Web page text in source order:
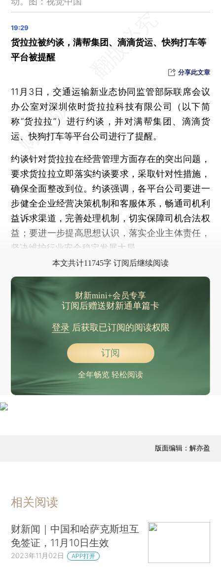
货拉拉被约谈，满帮集团、滴滴货运、快狗打车等
平台被提醒
分享此文章
11月3日，交通运输新业态协同监管部际联席会议
办公室对深圳依时货拉拉科技有限公司（以下简
称“货拉拉”）进行约谈，并对满帮集团、滴滴货
运、快狗打车等平台公司进行了提醒。
约谈针对货拉拉在经营管理方面存在的突出问题，
要求货拉拉立即落实约谈要求，采取针对性措施，
确保全面整改到位。约谈强调，各平台公司要进一
步健全企业经营决策机制和客服体系，畅通司机利
益诉求渠道，完善处理机制，切实保障司机合法权
益；要进一步提高思想认识，落实企业主体责任，
坚决维护行业安全稳定发展大局。
本文共计11745字 订阅后继续阅读
财新mini+会员专享
订阅后赠送财新通单篇卡
登录后获取已订阅的阅读权限
订阅
全年畅览 轻松阅读
版面编辑：解亦盈
相关阅读
财新闻｜中国和哈萨克斯坦互
免签证，11月10日生效
2023年11月02日 APP打开